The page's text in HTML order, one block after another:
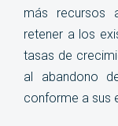
más recursos
retener a los
tasas de
al abandono
conforme a sus